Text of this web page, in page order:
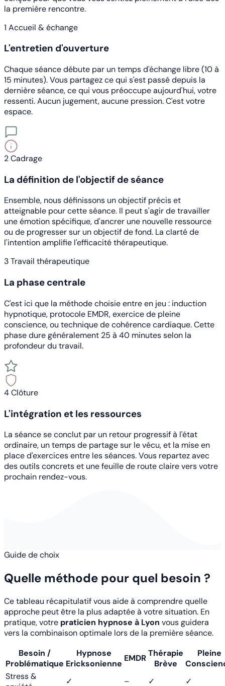
la première rencontre.
1 Accueil & échange
L'entretien d'ouverture
Chaque séance débute par un temps d'échange libre (10 à
15 minutes). Vous partagez ce qui s'est passé depuis la
dernière séance, ce qui vous préoccupe aujourd'hui, votre
ressenti. Aucun jugement, aucune pression. C'est votre
espace.
2Cadrage
La définition de l'objectif de séance
Ensemble, nous définissons un objectif précis et
atteignable pour cette séance. Il peut s'agir de travailler
une émotion spécifique, d'ancrer une nouvelle ressource
ou de progresser sur un objectif de fond. La clarté de
l'intention amplifie l'efficacité thérapeutique.
3Travail thérapeutique
La phase centrale
C'est ici que la méthode choisie entre en jeu : induction
hypnotique, protocole EMDR, exercice de pleine
conscience, ou technique de cohérence cardiaque. Cette
phase dure généralement 25 à 40 minutes selon la
profondeur du travail.
4Clôture
L'intégration et les ressources
La séance se conclut par un retour progressif à l'état
ordinaire, un temps de partage sur le vécu, et la mise en
place d'exercices entre les séances. Vous repartez avec
des outils concrets et une feuille de route claire vers votre
prochain rendez-vous.
Guide de choix
Quelle méthode pour quel besoin ?
Ce tableau récapitulatif vous aide à comprendre quelle
approche peut être la plus adaptée à votre situation. En
pratique, votre praticien hypnose à Lyon vous guidera
vers la combinaison optimale lors de la première séance.
Besoin /
Problématique
Hypnose
Ericksonienne
EMDRThérapie
Brève
Pleine
Stress &
✓ – ✓
✓